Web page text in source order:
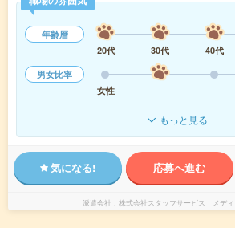
年齢層
20代
30代 40代
男女比率
女性
もっと見る
気になる! 応募へ進む
派遣会社 株式会社スタッフサービス メディ